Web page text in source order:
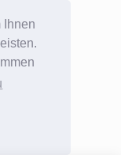
Ihnen